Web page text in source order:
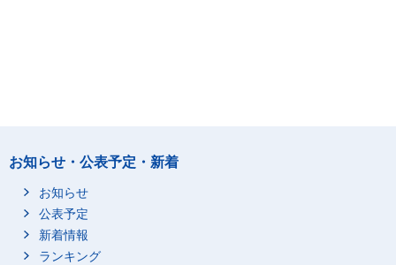
お知らせ・公表予定・新着
お知らせ
公表予定
新着情報
ランキング